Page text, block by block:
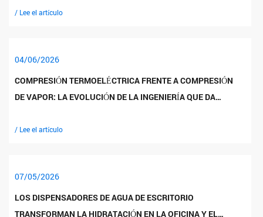
/ Lee el artículo
04/06/2026
COMPRESIÓN TERMOELÉCTRICA FRENTE A COMPRESIÓN
DE VAPOR: LA EVOLUCIÓN DE LA INGENIERÍA QUE DA
OFICINAS Y HOGARES
/ Lee el artículo
07/05/2026
LOS DISPENSADORES DE AGUA DE ESCRITORIO
TRANSFORMAN LA HIDRATACIÓN EN LA OFICINA Y EL